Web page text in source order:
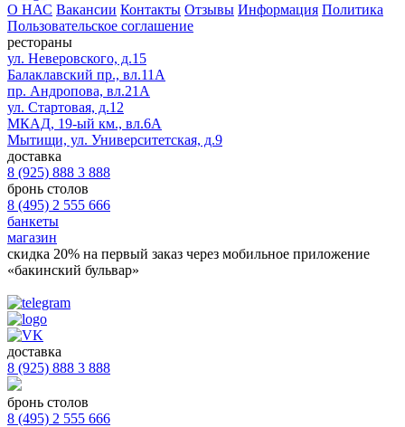
О НАС Вакансии Контакты Отзывы Информация Политика
Пользовательское соглашение
рестораны
ул. Неверовского, д.15
Балаклавский пр., вл.11А
пр. Андропова, вл.21А
ул. Стартовая, д.12
МКАД, 19-ый км., вл.6А
Мытищи, ул. Университетская, д.9
доставка
8 (925) 888 3 888
бронь столов
8 (495) 2 555 666
банкеты
магазин
скидка 20% на первый заказ через мобильное приложение
«бакинский бульвар»
доставка
8 (925) 888 3 888
бронь столов
8 (495) 2 555 666